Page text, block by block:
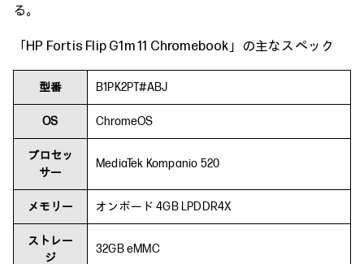
る。
「HP Fortis Flip G1m 11 Chromebook」の主なスペック
型番 B1PK2PT#ABJ
OS ChromeOS
プロセッ
サー
MediaTek Kompanio 520
メモリー オンボード 4GB LPDDR4X
ストレー
ジ
32GB eMMC